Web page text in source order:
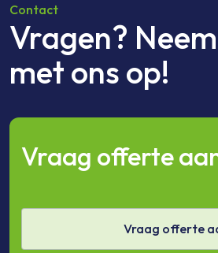
Contact
Vragen?
met ons op!
Vraag offerte
Vraag offerte